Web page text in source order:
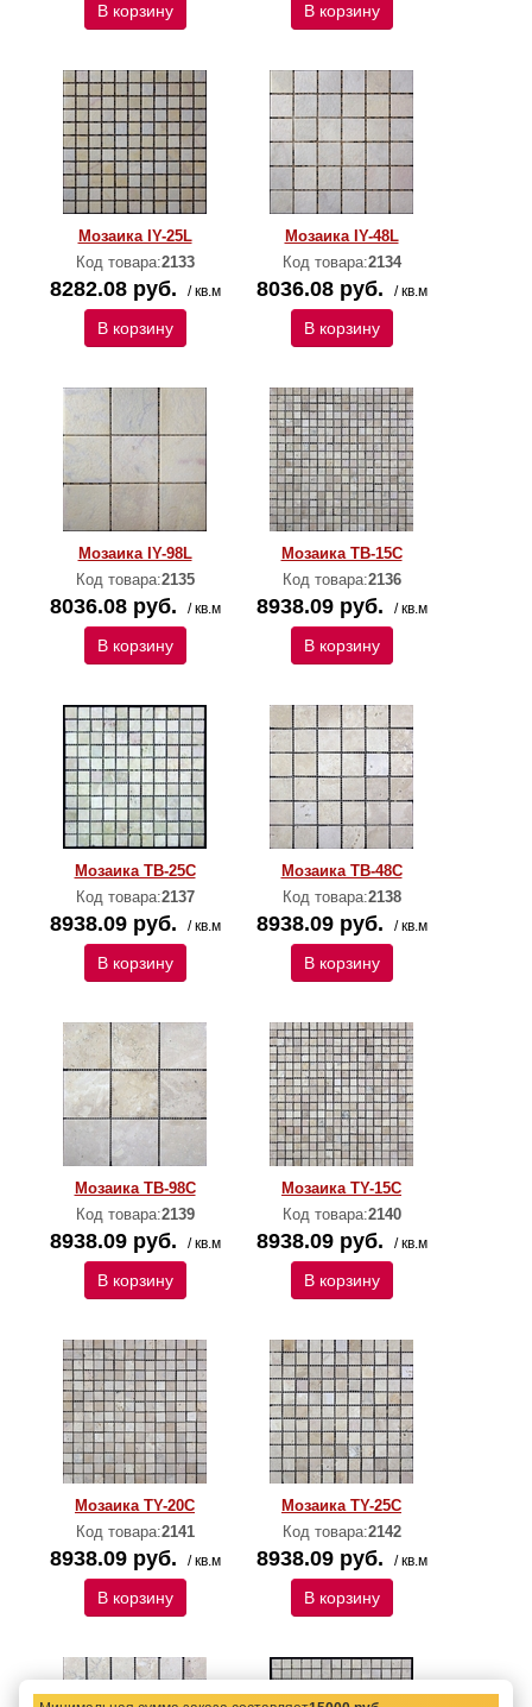
В корзину В корзину
Мозаика IY-25L
Код товара:2133
8282.08 руб. / кв.м
В корзину
Мозаика IY-48L
Код товара:2134
8036.08 руб. / кв.м
В корзину
Мозаика IY-98L
Код товара:2135
8036.08 руб. / кв.м
В корзину
Мозаика TB-15C
Код товара:2136
8938.09 руб. / кв.м
В корзину
Мозаика TB-25C
Код товара:2137
8938.09 руб. / кв.м
В корзину
Мозаика TB-48C
Код товара:2138
8938.09 руб. / кв.м
В корзину
Мозаика TB-98C
Код товара:2139
8938.09 руб. / кв.м
В корзину
Мозаика TY-15C
Код товара:2140
8938.09 руб. / кв.м
В корзину
Мозаика TY-20C
Код товара:2141
8938.09 руб. / кв.м
В корзину
Мозаика TY-25C
Код товара:2142
8938.09 руб. / кв.м
В корзину